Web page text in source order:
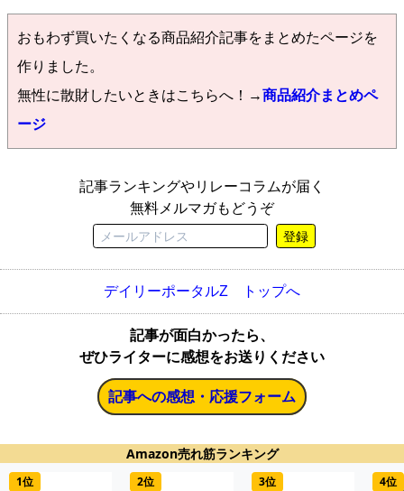
おもわず買いたくなる商品紹介記事をまとめたページを
作りました。
無性に散財したいときはこちらへ！→商品紹介まとめペ
ージ
記事ランキングやリレーコラムが届く
無料メルマガもどうぞ
登録
デイリーポータルZ トップへ
記事が面白かったら、
ぜひライターに感想をお送りください
記事への感想・応援フォーム
Amazon売れ筋ランキング
1位 2位 3位 4位